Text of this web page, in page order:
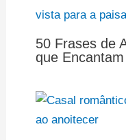
50 Frases de
que